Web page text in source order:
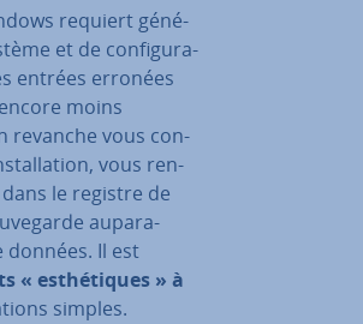
requiert gé­né­
et de con­fi­gu­ra­
entrées erronées
moins
revanche vous con­
vous ren­
dans le registre de
au­pa­ra­
données. Il est
« es­thé­tiques » à
simples.